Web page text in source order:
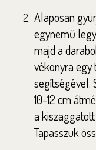
Alaposan
egynemű
majd a
vékonyra egy
segítségével.
10-12 cm
a
Tapasszuk